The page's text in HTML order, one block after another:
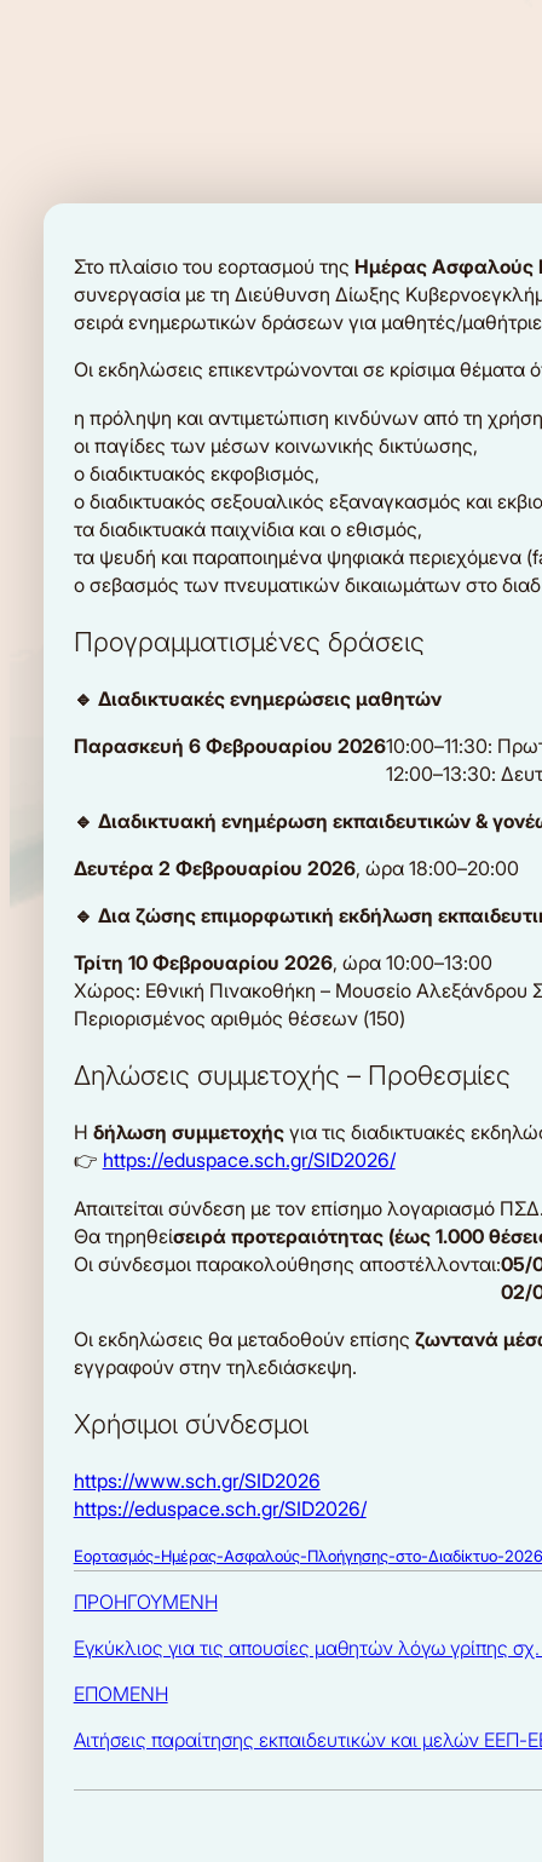
Στο πλαίσιο του εορτασμού της Ημέρας Ασφαλούς
συνεργασία με τη Διεύθυνση Δίωξης
σειρά ενημερωτικών δράσεων για μαθητές/
Οι εκδηλώσεις επικεντρώνονται σε κρίσιμα θέματα
η πρόληψη και αντιμετώπιση κινδύνων από τη χρήση
οι παγίδες των μέσων κοινωνικής δικτύωσης,
ο διαδικτυακός εκφοβισμός,
ο διαδικτυακός σεξουαλικός εξαναγκασμός και
τα διαδικτυακά παιχνίδια και ο εθισμός,
τα ψευδή και παραποιημένα ψηφιακά περιεχόμενα
ο σεβασμός των πνευματικών δικαιωμάτων στο
Προγραμματισμένες δράσεις
🔹 Διαδικτυακές ενημερώσεις μαθητών
Παρασκευή 6 Φεβρουαρίου 202610:00–11:30:
12:00–13:30:
🔹 Διαδικτυακή ενημέρωση εκπαιδευτικών &
Δευτέρα 2 Φεβρουαρίου 2026, ώρα 18:00–20:00
🔹 Δια ζώσης επιμορφωτική εκδήλωση
Τρίτη 10 Φεβρουαρίου 2026, ώρα 10:00–13:00
Χώρος: Εθνική Πινακοθήκη – Μουσείο Αλεξάνδρου
Περιορισμένος αριθμός θέσεων (150)
Δηλώσεις συμμετοχής – Προθεσμίες
Η δήλωση συμμετοχήςγια τις διαδικτυακές
👉 https://eduspace.sch.gr/SID2026/
Απαιτείται σύνδεση με τον επίσημο λογαριασμό
Θα τηρηθείσειρά προτεραιότητας (έως 1.000
Οι σύνδεσμοι παρακολούθησης αποστέλλονται:05/
02/
Οι εκδηλώσεις θα μεταδοθούν επίσης ζωντανά
εγγραφούν στην τηλεδιάσκεψη.
Χρήσιμοι σύνδεσμοι
https://www.sch.gr/SID2026
https://eduspace.sch.gr/SID2026/
Εορτασμός-Ημέρας-Ασφαλούς-Πλοήγησης-στο-Διαδίκτυο-2026
ΠΡΟΗΓΟΥΜΕΝΗ
Εγκύκλιος για τις απουσίες μαθητών λόγω γρίπης
ΕΠΟΜΕΝΗ
Αιτήσεις παραίτησης εκπαιδευτικών και μελών